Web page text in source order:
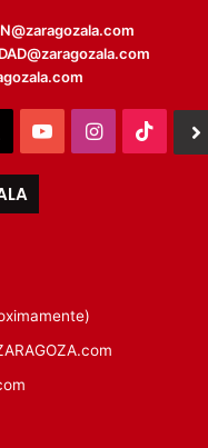
YouTubeInstagram
TikTok